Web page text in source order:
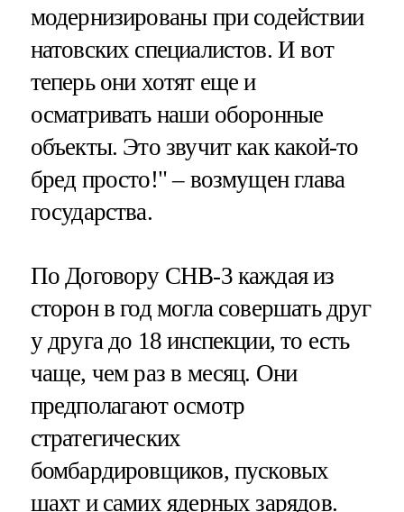
модернизированы при содействии
натовских специалистов. И вот
теперь они хотят еще и
осматривать наши оборонные
объекты. Это звучит как какой-то
бред просто!" – возмущен глава
государства.
По Договору СНВ-3 каждая из
сторон в год могла совершать друг
у друга до 18 инспекции, то есть
чаще, чем раз в месяц. Они
предполагают осмотр
стратегических
бомбардировщиков, пусковых
шахт и самих ядерных зарядов.